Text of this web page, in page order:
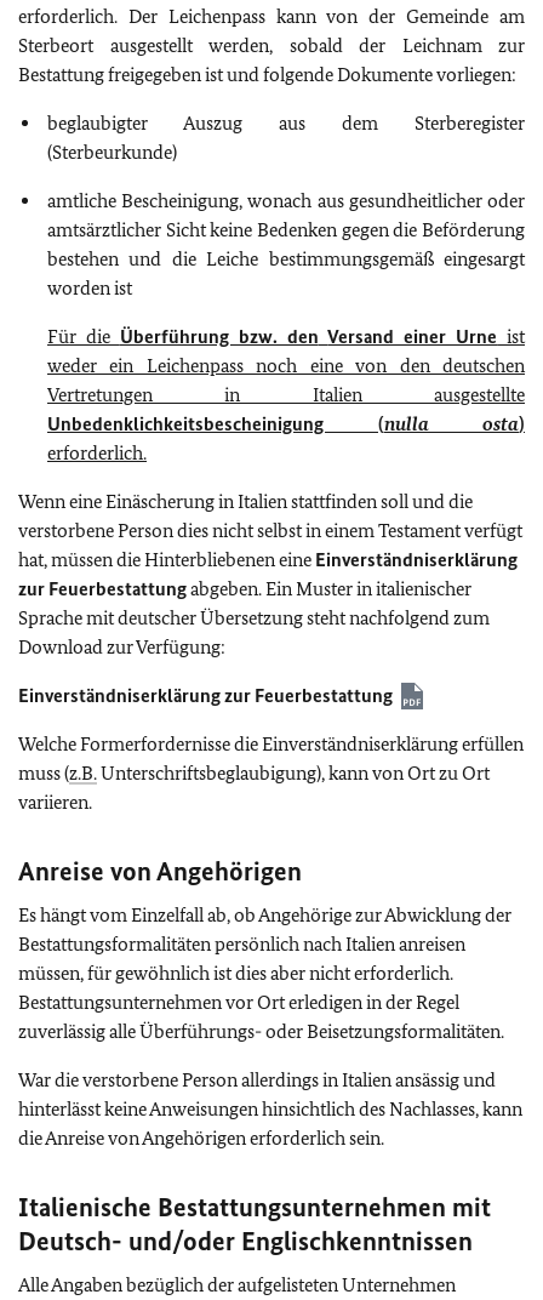
erforderlich. Der Leichenpass kann von der Gemeinde am
Sterbeort ausgestellt werden, sobald der Leichnam zur
Bestattung freigegeben ist und folgende Dokumente vorliegen:
beglaubigter Auszug aus dem Sterberegister
(Sterbeurkunde)
amtliche Bescheinigung, wonach aus gesundheitlicher oder
amtsärztlicher Sicht keine Bedenken gegen die Beförderung
bestehen und die Leiche bestimmungsgemäß eingesargt
worden ist
Für die Überführung bzw. den Versand einer Urne ist
weder ein Leichenpass noch eine von den deutschen
Vertretungen in Italien ausgestellte
Unbedenklichkeitsbescheinigung (nulla osta)
erforderlich.
Wenn eine Einäscherung in Italien stattfinden soll und die
verstorbene Person dies nicht selbst in einem Testament verfügt
hat, müssen die Hinterbliebenen eine Einverständniserklärung
zur Feuerbestattungabgeben. Ein Muster in italienischer
Sprache mit deutscher Übersetzung steht nachfolgend zum
Download zur Verfügung:
Einverständniserklärung zur Feuerbestattung
Welche Formerfordernisse die Einverständniserklärung erfüllen
muss (z.B.Unterschriftsbeglaubigung), kann von Ort zu Ort
variieren.
Anreise von Angehörigen
Es hängt vom Einzelfall ab, ob Angehörige zur Abwicklung der
Bestattungsformalitäten persönlich nach Italien anreisen
müssen, für gewöhnlich ist dies aber nicht erforderlich.
Bestattungsunternehmen vor Ort erledigen in der Regel
zuverlässig alle Überführungs- oder Beisetzungsformalitäten.
War die verstorbene Person allerdings in Italien ansässig und
hinterlässt keine Anweisungen hinsichtlich des Nachlasses, kann
die Anreise von Angehörigen erforderlich sein.
Italienische Bestattungsunternehmen mit
Deutsch- und/oder Englischkenntnissen
Alle Angaben bezüglich der aufgelisteten Unternehmen